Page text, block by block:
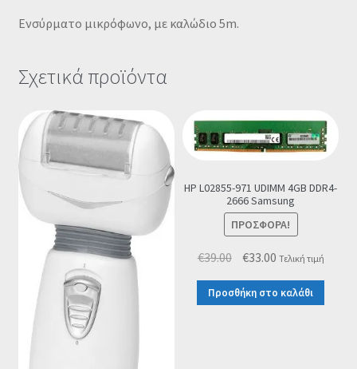
Ενσύρματο μικρόφωνο, με καλώδιο 5m.
Σχετικά προϊόντα
HP L02855-971 UDIMM 4GB DDR4-
2666 Samsung
ΠΡΟΣΦΟΡΆ!
€39.00 Original
was:
€33.00Η
τιμή
Τελική τιμή
Προσθήκη στο καλάθι